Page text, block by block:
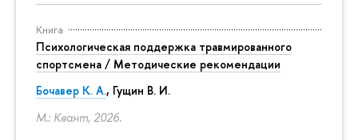
Книга
Психологическая поддержка травмированного
спортсмена / Методические рекомендации
Бочавер К. А., Гущин В. И.
М.: Квант, 2026.